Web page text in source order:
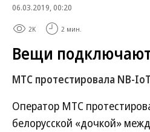
06.03.2019, 00:20
2K 2 мин.
Вещи
МТС протестировала NB-
Оператор МТС
белорусской «дочкой»